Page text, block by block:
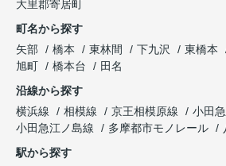
大里郡寄居町
町名から探す
矢部
橋本 東林間 下九沢 東橋本
旭町
橋本台
田名
沿線から探す
横浜線
相模線 京王相模原線
小田
小田急江ノ島線
多摩都市モノレール
駅から探す